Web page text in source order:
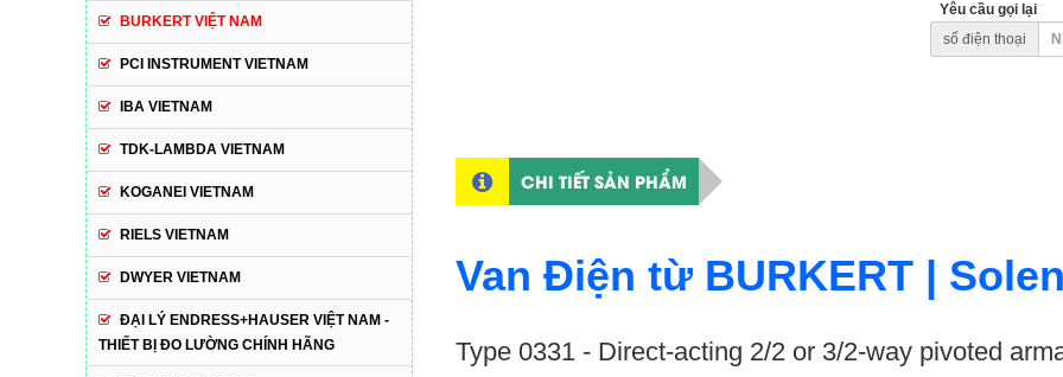
Yêu cầu gọi lại
số điện thoại
CHI TIẾT SẢN PHẨM
Van Điện từ BURKERT |
Type 0331 - Direct-acting 2/2 or 3/2-way pivoted
BURKERT VIỆT NAM
PCI INSTRUMENT VIETNAM
IBA VIETNAM
TDK-LAMBDA VIETNAM
KOGANEI VIETNAM
RIELS VIETNAM
DWYER VIETNAM
ĐẠI LÝ ENDRESS+HAUSER VIỆT NAM -
THIẾT BỊ ĐO LƯỜNG CHÍNH HÃNG